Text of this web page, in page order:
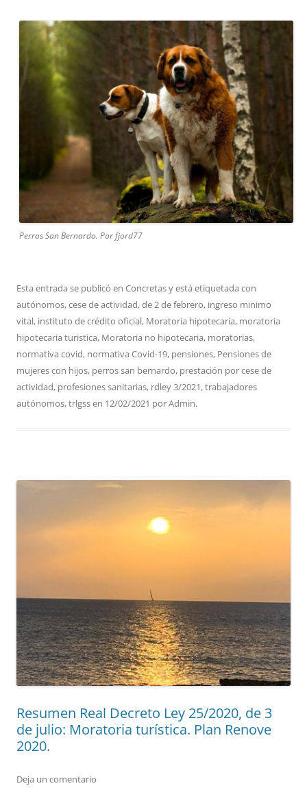
Perros San Bernardo. Por fjord77
Esta entrada se publicó en Concretasy está etiquetada con
autónomos,cese de actividad,de 2 de febrero, ingreso minimo
vital, instituto de crédito oficial, Moratoria hipotecaria, moratoria
hipotecaria turistica, Moratoria no hipotecaria, moratorias,
normativa covid, normativa Covid-19, pensiones, Pensiones de
mujeres con hijos, perros san bernardo, prestación por cese de
actividad, profesiones sanitarias, rdley 3/2021,trabajadores
autónomos,trlgssen 12/02/2021 porAdmin.
Resumen Real Decreto Ley 25/2020, de 3
de julio: Moratoria turística. Plan Renove
2020.
Deja un comentario